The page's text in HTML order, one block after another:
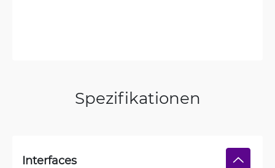
Spezifikationen
Interfaces